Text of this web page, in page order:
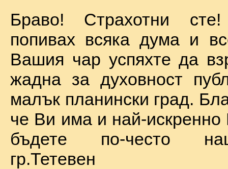
Браво! Страхотни
попивах всяка дума и
Вашия чар успяхте да
жадна за духовност
малък планински град.
че Ви има и най-
бъдете по-често
гр.Тетевен